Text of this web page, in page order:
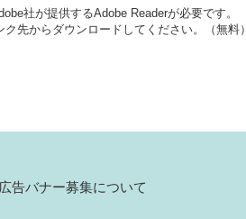
社が提供するAdobe Readerが必要です。
先からダウンロードしてください。（無料）
広告バナー募集について